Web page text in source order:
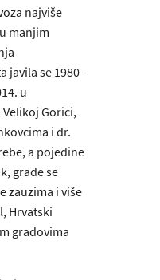
najviše
manjim
javila se 1980-
u
Gorici,
i dr.
a pojedine
grade se
zauzima i više
Hrvatski
gradovima